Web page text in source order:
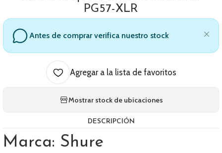
PG57-XLR
Antes de comprar verifica nuestro stock
Agregar a la lista de favoritos
Mostrar stock de ubicaciones
DESCRIPCIÓN
Marca: Shure